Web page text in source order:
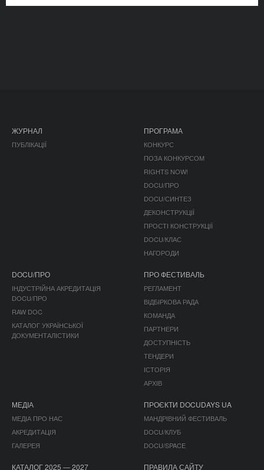
ЖУРНАЛ
ПУБЛІКАЦІЇ
ПРОГРАМА
КОНКУРС
ПОЗА КОНКУРСОМ
RIGHTS NOW!
DOCU/ПРО
DOCU/СИНТЕЗ
ДЕКОНСТРУКЦІЇ
ПРОСТІ КОНСТРУКЦІЇ
DOCU/КЛАС
НАГОРОДИ
DOCU/ПРО
ІНДУСТРІЙНА АКРЕДИТАЦІЯ
DOCU/ПРО
RAW DOC
КАТАЛОГ УКРАЇНСЬКОЇ
ДОКУМЕНТАЛІСТИКИ
ПРО ФЕСТИВАЛЬ
РЕГЛАМЕНТ
ВІДБІРКОВА РАДА
КОМАНДА
ПАРТНЕРИ
ДОСТУПНІСТЬ
ТЕНДЕРИ
ІСТОРІЯ
АРХІВ
МЕДІА
МЕДІА ПРО НАС
АКРЕДИТАЦІЯ
ГАЛЕРЕЯ
ПРОЄКТИ DOCUDAYS UA
МАНДРІВНИЙ ФЕСТИВАЛЬ
DOCU/КЛУБ
DOCU/SPACE
КАТАЛОГ 2025 — 2027 ПРАВИЛА САЙТУ